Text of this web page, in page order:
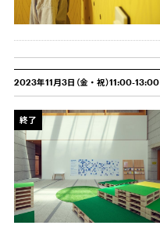
2023年11月3日（金・祝）11:00-13:00
終了